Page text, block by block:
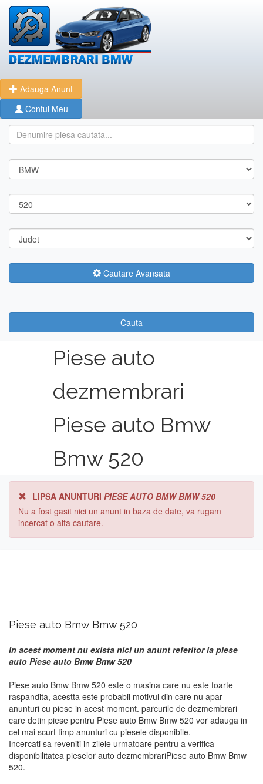
Adauga Anunt
Contul Meu
Cautare Avansata
Cauta
Piese auto
dezmembrari
Piese auto Bmw
Bmw 520
LIPSA ANUNTURI PIESE AUTO BMW BMW 520
Nu a fost gasit nici un anunt in baza de date, va rugam
incercat o alta cautare.
Piese auto Bmw Bmw 520
In acest moment nu exista nici un anunt referitor la piese
auto Piese auto Bmw Bmw 520
Piese auto Bmw Bmw 520 este o masina care nu este foarte
raspandita, acestta este probabil motivul din care nu apar
anunturi cu piese in acest moment. parcurile de dezmembrari
care detin piese pentru Piese auto Bmw Bmw 520 vor adauga in
cel mai scurt timp anunturi cu piesele disponibile.
Incercati sa reveniti in zilele urmatoare pentru a verifica
disponibilitatea pieselor auto dezmembrariPiese auto Bmw Bmw
520.